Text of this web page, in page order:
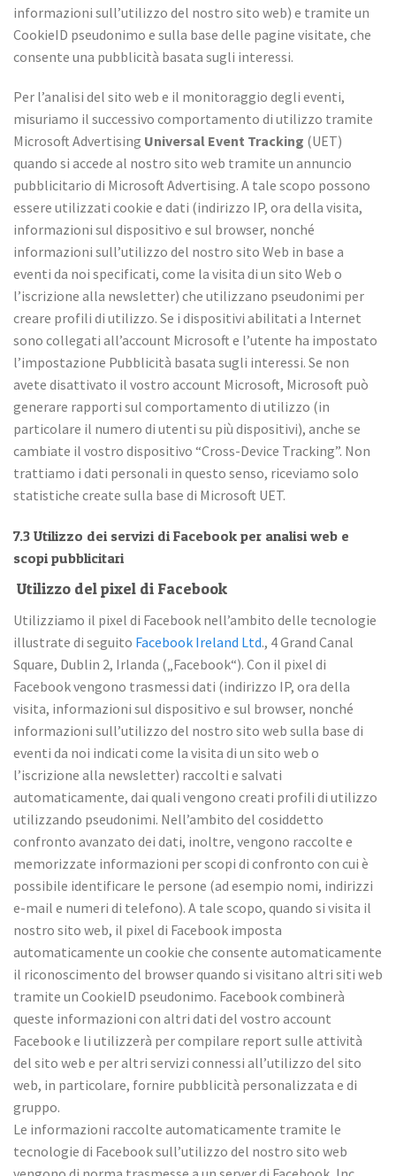
informazioni sull’utilizzo del nostro sito web) e tramite un
CookieID pseudonimo e sulla base delle pagine visitate, che
consente una pubblicità basata sugli interessi.
Per l’analisi del sito web e il monitoraggio degli eventi,
misuriamo il successivo comportamento di utilizzo tramite
Microsoft Advertising Universal Event Tracking (UET)
quando si accede al nostro sito web tramite un annuncio
pubblicitario di Microsoft Advertising. A tale scopo possono
essere utilizzati cookie e dati (indirizzo IP, ora della visita,
informazioni sul dispositivo e sul browser, nonché
informazioni sull’utilizzo del nostro sito Web in base a
eventi da noi specificati, come la visita di un sito Web o
l’iscrizione alla newsletter) che utilizzano pseudonimi per
creare profili di utilizzo. Se i dispositivi abilitati a Internet
sono collegati all’account Microsoft e l’utente ha impostato
l’impostazione Pubblicità basata sugli interessi. Se non
avete disattivato il vostro account Microsoft, Microsoft può
generare rapporti sul comportamento di utilizzo (in
particolare il numero di utenti su più dispositivi), anche se
cambiate il vostro dispositivo “Cross-Device Tracking”. Non
trattiamo i dati personali in questo senso, riceviamo solo
statistiche create sulla base di Microsoft UET.
7.3 Utilizzo dei servizi di Facebook per analisi web e
scopi pubblicitari
Utilizzo del pixel di Facebook
Utilizziamo il pixel di Facebook nell’ambito delle tecnologie
illustrate di seguito Facebook Ireland Ltd., 4 Grand Canal
Square, Dublin 2, Irlanda („Facebook“). Con il pixel di
Facebook vengono trasmessi dati (indirizzo IP, ora della
visita, informazioni sul dispositivo e sul browser, nonché
informazioni sull’utilizzo del nostro sito web sulla base di
eventi da noi indicati come la visita di un sito web o
l’iscrizione alla newsletter) raccolti e salvati
automaticamente, dai quali vengono creati profili di utilizzo
utilizzando pseudonimi. Nell’ambito del cosiddetto
confronto avanzato dei dati, inoltre, vengono raccolte e
memorizzate informazioni per scopi di confronto con cui è
possibile identificare le persone (ad esempio nomi, indirizzi
e-mail e numeri di telefono). A tale scopo, quando si visita il
nostro sito web, il pixel di Facebook imposta
automaticamente un cookie che consente automaticamente
il riconoscimento del browser quando si visitano altri siti web
tramite un CookieID pseudonimo. Facebook combinerà
queste informazioni con altri dati del vostro account
Facebook e li utilizzerà per compilare report sulle attività
del sito web e per altri servizi connessi all’utilizzo del sito
web, in particolare, fornire pubblicità personalizzata e di
gruppo.
Le informazioni raccolte automaticamente tramite le
tecnologie di Facebook sull’utilizzo del nostro sito web